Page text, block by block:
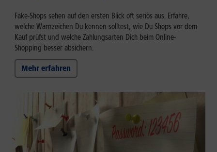
Fake-Shops sehen auf den ersten Blick oft seriös aus. Erfahre,
welche Warnzeichen Du kennen solltest, wie Du Shops vor dem
Kauf prüfst und welche Zahlungsarten Dich beim Online-
Shopping besser absichern.
Mehr erfahren